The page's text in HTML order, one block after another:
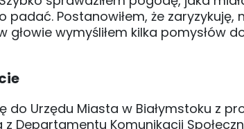
padać. Postanowiłem, że zaryzykuję,
głowie wymyśliłem kilka pomysłów
do Urzędu Miasta w Białymstoku z
Departamentu Komunikacji